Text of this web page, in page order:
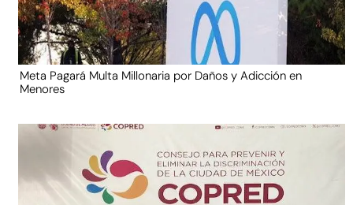
Meta Pagará Multa Millonaria por Daños y Adicción en
Menores